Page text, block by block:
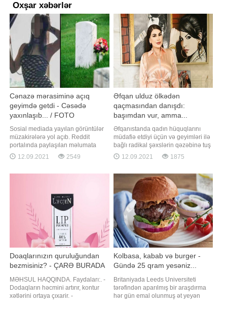
Oxşar xəbərlər
Cənazə mərasiminə açıq
geyimdə getdi - Cəsədə
yaxınlaşıb... / FOTO
Sosial mediada yayılan görüntülər
müzakirələrə yol açıb. Reddit
portalında paylaşılan məlumata
görə, qız babasının cənazə
mərasiminə açıq geyimdə qatılıb.
bildirib ki, babası sağ olub onu bu
göyümdə görsəydi etiraz etməzdi
12.09.2021 2549
Əfqan ulduz ölkədən
qaçmasından danışdı:
başımdan vur, amma...
Əfqanıstanda qadın hüquqlarını
müdafiə etdiyi üçün və geyimləri ilə
bağlı radikal şəxslərin qəzəbinə tuş
gələn 36 yaşlı pop ulduz Aryana
Səid "Taliban" hakimiyyəti ələ
İstanbula necə qaçdığını danışıb.
Müğənninin avqustun 15-də
"Taliban" Kabilə daxi
12.09.2021 1875
Doaqlarınızın quruluğundan
bezmisiniz? - ÇARƏ BURADA
MƏHSUL HAQQINDA. Faydaları:. -
Dodaqların həcmini artırır, kontur
xətlərini ortaya çıxarir. -
Kolbasa, kabab və burger -
Gündə 25 qram yesəniz...
Britaniyada Leeds Universiteti
tərəfindən aparılmış bir araşdırma
hər gün emal olunmuş ət yeyən